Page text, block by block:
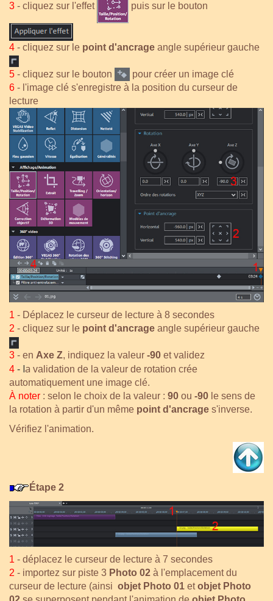
3 - cliquez sur l'effet puis sur le bouton
4 - cliquez sur le point d'ancrage angle supérieur gauche
5 - cliquez sur le bouton
pour créer un image clé
6 - l'image clé s'enregistre à la position du curseur de
lecture
1 - Déplacez le curseur de lecture à 8 secondes
2 - cliquez sur le point d'ancrage angle supérieur gauche
3 - en Axe Z, indiquez la valeur -90 et validez
4 - la validation de la valeur de rotation crée
automatiquement une image clé.
À noter : selon le choix de la valeur : 90 ou -90 le sens de
la rotation à partir d'un même point d'ancrage s'inverse.
Vérifiez l'animation.
Étape 2
1 - déplacez le curseur de lecture à 7 secondes
2 - importez sur piste 3 Photo 02 à l'emplacement du
curseur de lecture (ainsi objet Photo 01 eto bjet Photo